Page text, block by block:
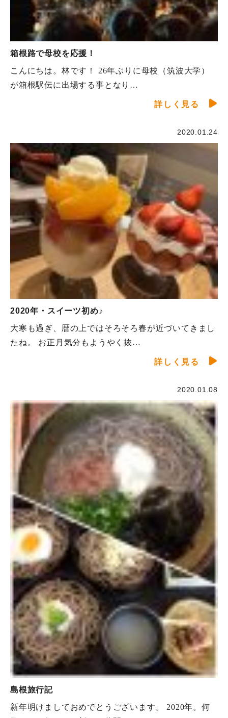
箱根路で母校を応援！
こんにちは。林です！ 26年ぶりに母校（筑波大学）
が箱根駅伝に出場する事となり…
詳しく見る
2020.01.24
2020年・スイーツ初め♪
大寒も過ぎ、暦の上ではそろそろ春が近づいてきまし
たね。 お正月気分もようやく抜…
詳しく見る
2020.01.08
島根旅行記
新年明けましておめでとうございます。 2020年。何